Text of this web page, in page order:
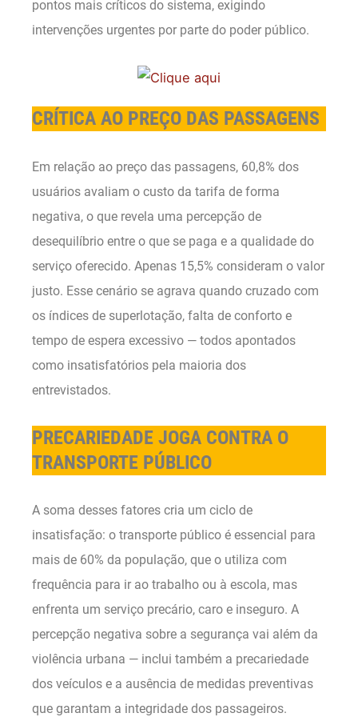
pontos mais críticos do sistema, exigindo
intervenções urgentes por parte do poder público.
CRÍTICA AO PREÇO DAS PASSAGENS
Em relação ao preço das passagens, 60,8% dos
usuários avaliam o custo da tarifa de forma
negativa, o que revela uma percepção de
desequilíbrio entre o que se paga e a qualidade do
serviço oferecido. Apenas 15,5% consideram o valor
justo. Esse cenário se agrava quando cruzado com
os índices de superlotação, falta de conforto e
tempo de espera excessivo — todos apontados
como insatisfatórios pela maioria dos
entrevistados.
PRECARIEDADE JOGA CONTRA O
TRANSPORTE PÚBLICO
A soma desses fatores cria um ciclo de
insatisfação: o transporte público é essencial para
mais de 60% da população, que o utiliza com
frequência para ir ao trabalho ou à escola, mas
enfrenta um serviço precário, caro e inseguro. A
percepção negativa sobre a segurança vai além da
violência urbana — inclui também a precariedade
dos veículos e a ausência de medidas preventivas
que garantam a integridade dos passageiros.